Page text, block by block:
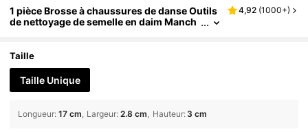
1 pièce Brosse à chaussures de danse Outils
de nettoyage de semelle en daim Manch
4,92 (1000+)
Taille
Taille Unique
Longueur: 17 cm Largeur: 2.8 cm Hauteur: 3 cm